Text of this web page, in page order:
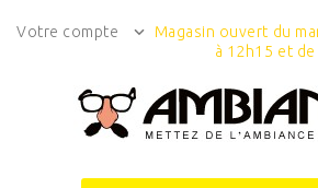
Votre compte
Magasin ouvert du
à 12h15 et